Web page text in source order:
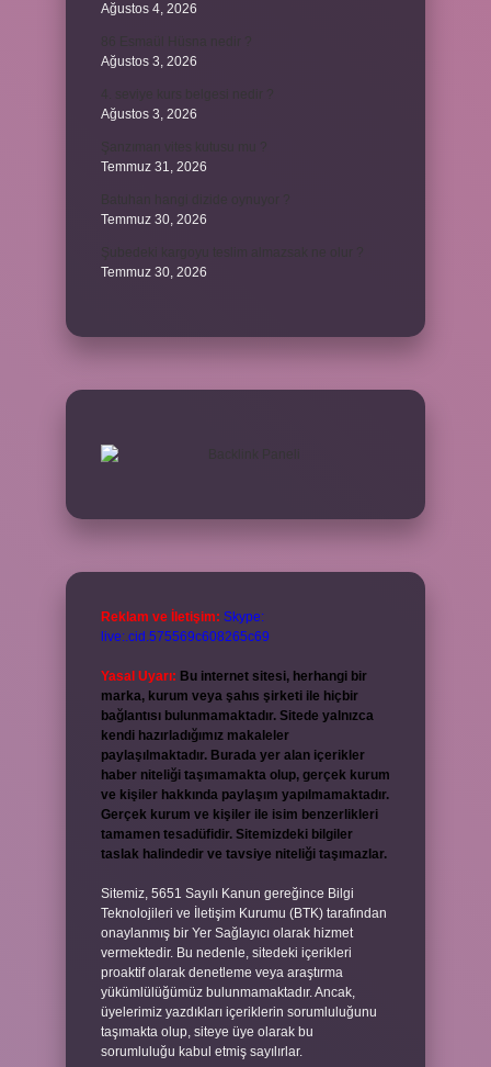
Ağustos 4, 2026
Ağustos 3, 2026
Ağustos 3, 2026
Temmuz 31, 2026
Temmuz 30, 2026
Temmuz 30, 2026
Reklam ve İletişim: Skype:
live:.cid.575569c608265c69
Yasal Uyarı: Bu internet sitesi, herhangi bir
marka, kurum veya şahıs şirketi ile hiçbir
bağlantısı bulunmamaktadır. Sitede yalnızca
kendi hazırladığımız makaleler
paylaşılmaktadır. Burada yer alan içerikler
haber niteliği taşımamakta olup, gerçek kurum
ve kişiler hakkında paylaşım yapılmamaktadır.
Gerçek kurum ve kişiler ile isim benzerlikleri
tamamen tesadüfidir. Sitemizdeki bilgiler
taslak halindedir ve tavsiye niteliği taşımazlar.
Sitemiz, 5651 Sayılı Kanun gereğince Bilgi
Teknolojileri ve İletişim Kurumu (BTK) tarafından
onaylanmış bir Yer Sağlayıcı olarak hizmet
vermektedir. Bu nedenle, sitedeki içerikleri
proaktif olarak denetleme veya araştırma
yükümlülüğümüz bulunmamaktadır. Ancak,
üyelerimiz yazdıkları içeriklerin sorumluluğunu
taşımakta olup, siteye üye olarak bu
sorumluluğu kabul etmiş sayılırlar.